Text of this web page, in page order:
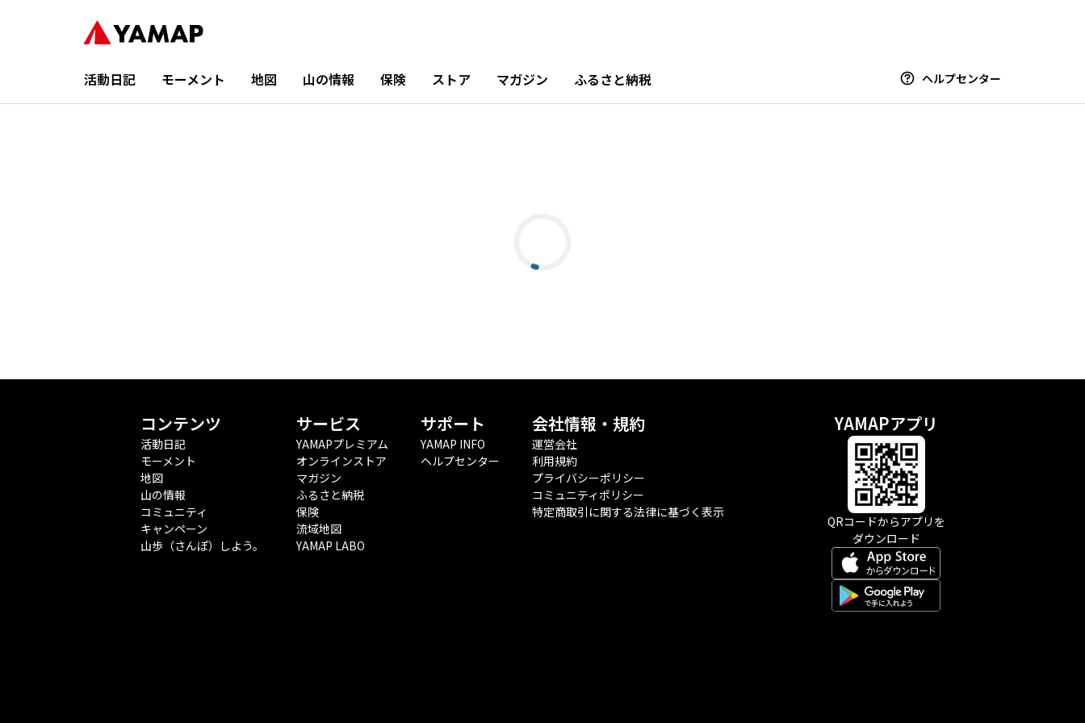
活動日記 モーメント 地図 山の情報 保険 ストア マガジン ふるさと納税 ヘルプセンター
コンテンツ
活動日記
モーメント
地図
山の情報
コミュニティ
キャンペーン
山歩（さんぽ）しよう。
サービス
YAMAPプレミアム
オンラインストア
マガジン
ふるさと納税
保険
流域地図
YAMAP LABO
サポート
YAMAP INFO
ヘルプセンター
会社情報・規約
運営会社
利用規約
プライバシーポリシー
コミュニティポリシー
特定商取引に関する法律に基づく表示
YAMAPアプリ
QRコードからアプリを
ダウンロード